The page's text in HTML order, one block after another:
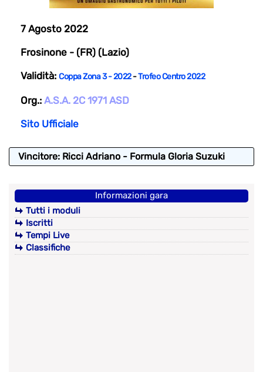
7 Agosto 2022
Frosinone - (FR) (Lazio)
Validità: Coppa Zona 3 - 2022-Trofeo Centro 2022
Org.: A.S.A. 2C 1971 ASD
Sito Ufficiale
Vincitore: Ricci Adriano - Formula Gloria Suzuki
Informazioni gara
Tutti i moduli
Iscritti
Tempi Live
Classifiche